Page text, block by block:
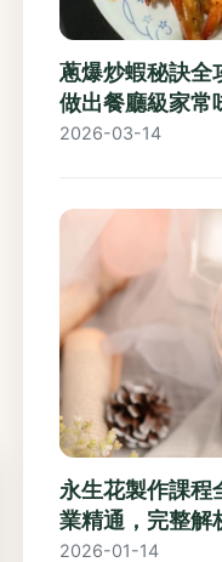
蔥爆炒蝦秘訣全
做出餐廳級家常
2026-03-14
永生花製作課程
業精通，完整解
2026-01-14